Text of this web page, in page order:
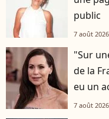
public
7 août 2026
"Sur
de la
eu un
7 août 2026